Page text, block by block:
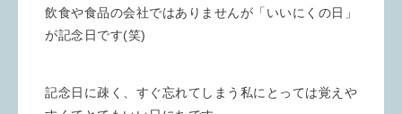
飲食や食品の会社ではありませんが「いいにくの日」
が記念日です(笑)
記念日に疎く、すぐ忘れてしまう私にとっては覚えや